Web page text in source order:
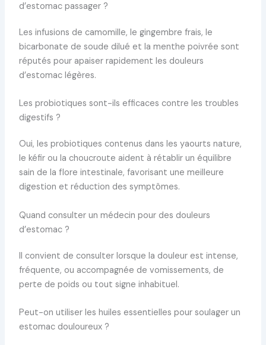
d’estomac passager ?
Les infusions de camomille, le gingembre frais, le
bicarbonate de soude dilué et la menthe poivrée sont
réputés pour apaiser rapidement les douleurs
d’estomac légères.
Les probiotiques sont-ils efficaces contre les troubles
digestifs ?
Oui, les probiotiques contenus dans les yaourts nature,
le kéfir ou la choucroute aident à rétablir un équilibre
sain de la flore intestinale, favorisant une meilleure
digestion et réduction des symptômes.
Quand consulter un médecin pour des douleurs
d’estomac ?
Il convient de consulter lorsque la douleur est intense,
fréquente, ou accompagnée de vomissements, de
perte de poids ou tout signe inhabituel.
Peut-on utiliser les huiles essentielles pour soulager un
estomac douloureux ?